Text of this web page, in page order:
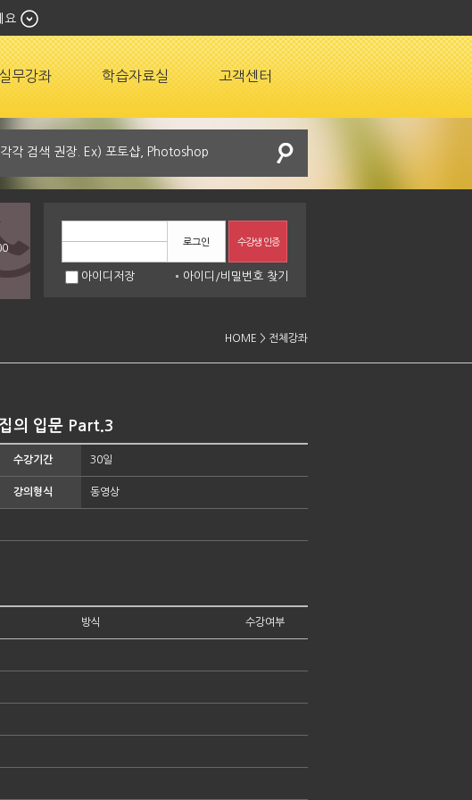
요
무강좌 학습자료실 고객센터
로그인 수강생 인증
아이디저장 아이디 /비밀번호 찾기
HOME > 전체강좌
의 입문 Part.3
수강기간 30일
강의형식 동영상
방식 수강여부